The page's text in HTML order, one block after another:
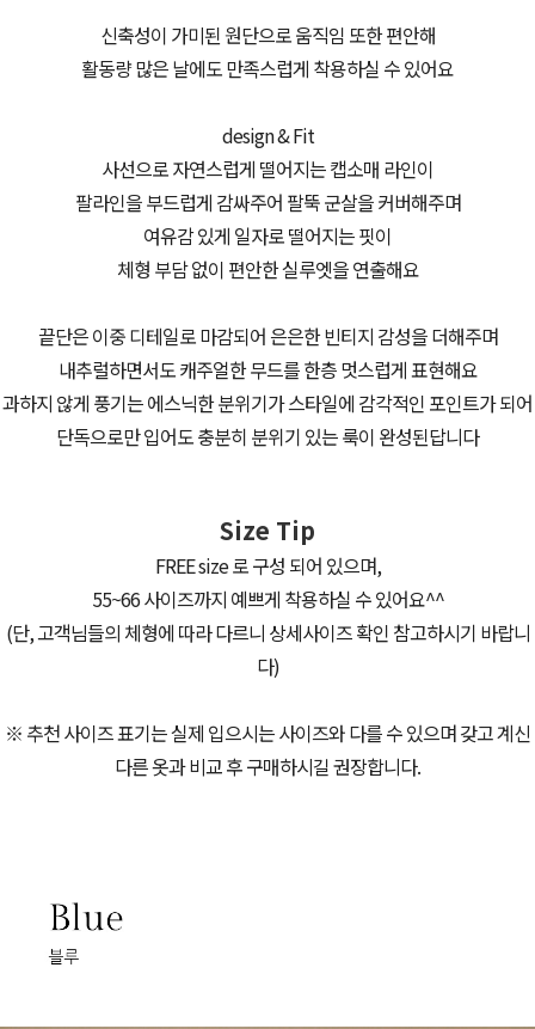
신축성이 가미된 원단으로 움직임 또한 편안해
활동량 많은 날에도 만족스럽게 착용하실 수 있어요
design & Fit
사선으로 자연스럽게 떨어지는 캡소매 라인이
팔라인을 부드럽게 감싸주어 팔뚝 군살을 커버해주며
여유감 있게 일자로 떨어지는 핏이
체형 부담 없이 편안한 실루엣을 연출해요
끝단은 이중 디테일로 마감되어 은은한 빈티지 감성을 더해주며
내추럴하면서도 캐주얼한 무드를 한층 멋스럽게 표현해요
과하지 않게 풍기는 에스닉한 분위기가 스타일에 감각적인 포인트가 되어
단독으로만 입어도 충분히 분위기 있는 룩이 완성된답니다
Size Tip
FREE size 로 구성 되어 있으며,
55~66 사이즈까지 예쁘게 착용하실 수 있어요^^
(단, 고객님들의 체형에 따라 다르니 상세사이즈 확인 참고하시기 바랍니
다)
※ 추천 사이즈 표기는 실제 입으시는 사이즈와 다를 수 있으며 갖고 계신
다른 옷과 비교 후 구매하시길 권장합니다.